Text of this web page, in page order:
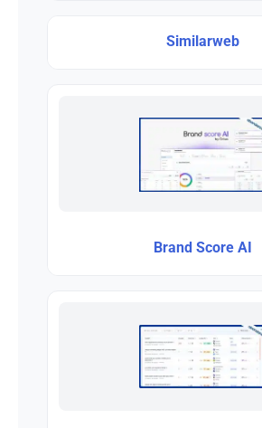
Similarweb
Brand Score AI